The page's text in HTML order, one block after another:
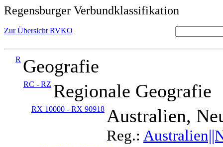
Regensburger Verbundklassifikation
Zur Übersicht RVKO
R Geografie
RC - RZ Regionale Geografie
RX 10000 - RX 90918 Australien,
Reg.: